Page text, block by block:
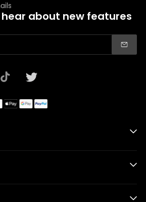
about new features
TikTok Twitter
PROMAX